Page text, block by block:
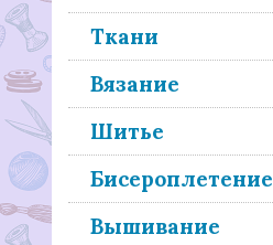
Ткани
Вязание
Шитье
Бисероплетение
Вышивание